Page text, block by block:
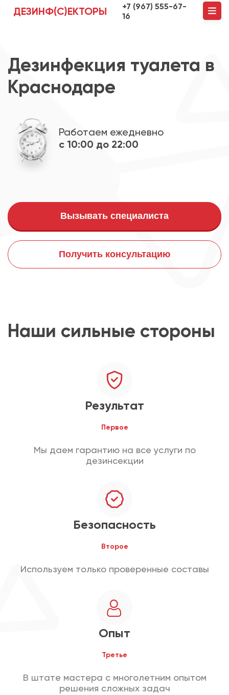
ДЕЗИНФ(С)ЕКТОРЫ
+7 (967) 555-67-
16
Дезинфекция туалета в
Краснодаре
Работаем ежедневно
с 10:00 до 22:00
Вызывать специалиста
Получить консультацию
Наши сильные стороны
Результат
Первое
Мы даем гарантию на все услуги по
дезинсекции
Безопасность
Второе
Используем только проверенные составы
Опыт
Третье
В штате мастера с многолетним опытом
решения сложных задач